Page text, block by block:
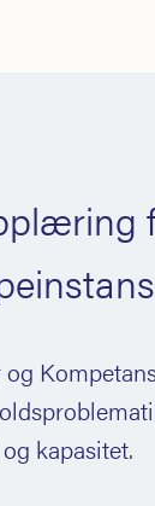
og
kapasitet.